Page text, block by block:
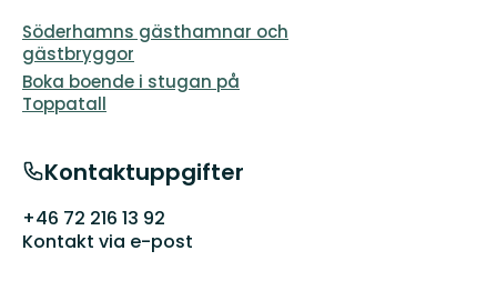
Söderhamns gästhamnar och
gästbryggor
Boka boende i stugan på
Toppatall
Kontaktuppgifter
+46 72 216 13 92
Kontakt via e-post